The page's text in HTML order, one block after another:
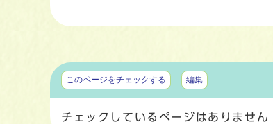
マイページ
このページをチェックする 編集
チェックしているページはありません